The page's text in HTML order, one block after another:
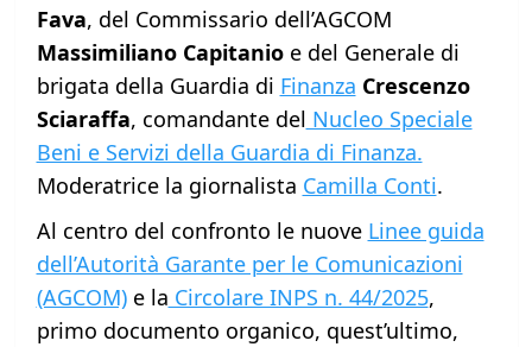
Fava, del Commissario dell’AGCOM
Massimiliano Capitanioe del Generale di
brigata della Guardia di Finanza Crescenzo
Sciaraffa, comandante del Nucleo Speciale
Beni e Servizi della Guardia di Finanza.
Moderatrice la giornalista Camilla Conti.
Al centro del confronto le nuove Linee guida
dell’Autorità Garante per le Comunicazioni
(AGCOM)e la Circolare INPS n. 44/2025,
primo documento organico, quest’ultimo,